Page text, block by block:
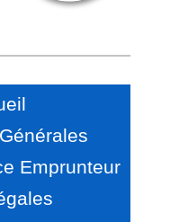
Emprunteur